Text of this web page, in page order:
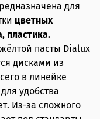
для
цветных
пластика.
пасты Dialux
дисками из
в линейке
удобства
Из-за сложного